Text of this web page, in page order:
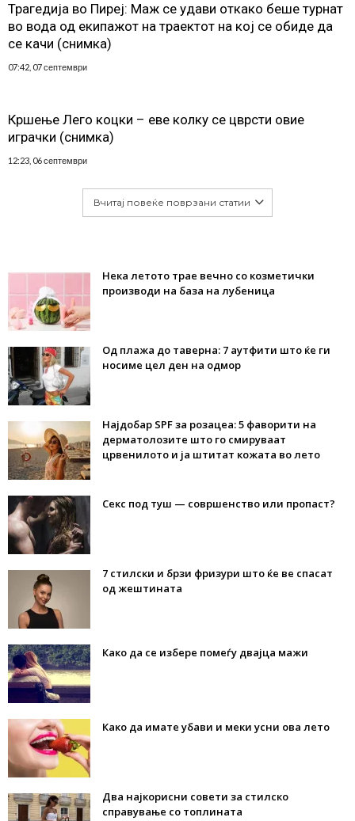
Трагедија во Пиреј: Маж се удави откако беше турнат
во вода од екипажот на траектот на кој се обиде да
се качи (снимка)
07:42, 07 септември
Кршење Лего коцки – еве колку се цврсти овие
играчки (снимка)
12:23, 06 септември
Вчитај повеќе поврзани статии
Нека летото трае вечно со козметички
производи на база на лубеница
Од плажа до таверна: 7 аутфити што ќе ги
носиме цел ден на одмор
Најдобар SPF за розацеа: 5 фаворити на
дерматолозите што го смируваат
црвенилото и ја штитат кожата во лето
Секс под туш — совршенство или пропаст?
7 стилски и брзи фризури што ќе ве спасат
од жештината
Како да се избере помеѓу двајца мажи
Како да имате убави и меки усни ова лето
Два најкорисни совети за стилско
справување со топлината